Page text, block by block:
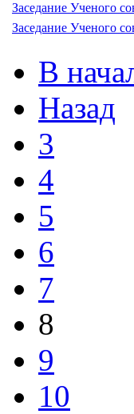
Заседание Ученого
Заседание Ученого
В
Назад
3
4
5
6
7
8
9
10